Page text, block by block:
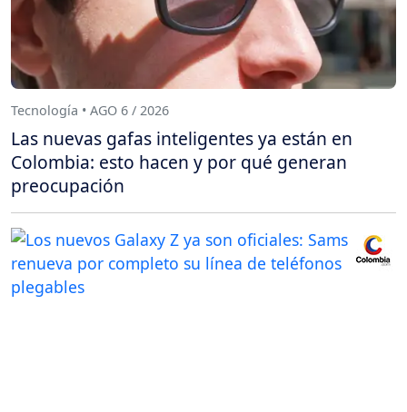
Tecnología • AGO 6 / 2026
Las nuevas gafas inteligentes ya están en
Colombia: esto hacen y por qué generan
preocupación